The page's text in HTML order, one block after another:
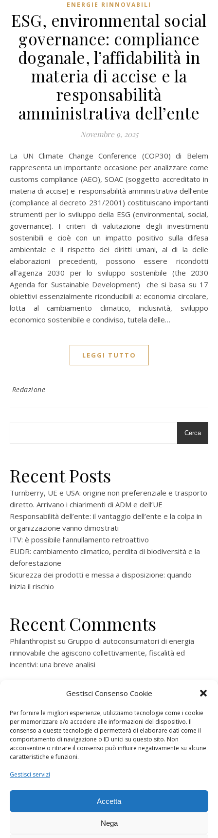
Gestisci Consenso Cookie
Per fornire le migliori esperienze, utilizziamo tecnologie come i cookie
per memorizzare e/o accedere alle informazioni del dispositivo. Il
consenso a queste tecnologie ci permetterà di elaborare dati come il
comportamento di navigazione o ID unici su questo sito. Non
acconsentire o ritirare il consenso può influire negativamente su alcune
caratteristiche e funzioni.
Gestisci servizi
Accetta
Nega
ENERGIE RINNOVABILI
ESG, environmental social
governance: compliance
doganale, l’affidabilità in
materia di accise e la
responsabilità
amministrativa dell’ente
Novembre 9, 2025
La UN Climate Change Conference (COP30) di Belem
rappresenta un importante occasione per analizzare come
customs compliance (AEO), SOAC (soggetto accreditato in
materia di accise) e responsabilità amministrativa dell’ente
(compliance al decreto 231/2001) costituiscano importanti
strumenti per lo sviluppo della ESG (environmental, social,
governance). I criteri di valutazione degli investimenti
sostenibili e cioè con un impatto positivo sulla difesa
ambientale e il rispetto dei diritti umani, al di la delle
elaborazioni precedenti, possono essere ricondotti
all’agenza 2030 per lo sviluppo sostenibile (the 2030
Agenda for Sustainable Development) che si basa su 17
obiettivi essenzialmente riconducibili a: economia circolare,
lotta al cambiamento climatico, inclusività, sviluppo
economico sostenibile e condiviso, tutela delle…
LEGGI TUTTO
Redazione
Cerca
Recent Posts
Turnberry, UE e USA: origine non preferenziale e trasporto
diretto. Arrivano i chiarimenti di ADM e dell’UE
Responsabilità dell’ente: il vantaggio dell’ente e la colpa in
organizzazione vanno dimostrati
ITV: è possibile l’annullamento retroattivo
EUDR: cambiamento climatico, perdita di biodiversità e la
deforestazione
Sicurezza dei prodotti e messa a disposizione: quando
inizia il rischio
Recent Comments
Philanthropist su Gruppo di autoconsumatori di energia
rinnovabile che agiscono collettivamente, fiscalità ed
incentivi: una breve analisi
rinnovabile che agiscono collettivamente, fiscalità ed
ramatogelsuGruppo di autoconsumatori di energia
rinnovabile che agiscono collettivamente, fiscalità ed
incentivi: una breve analisi
consorzio per la produzione di energia elettrica